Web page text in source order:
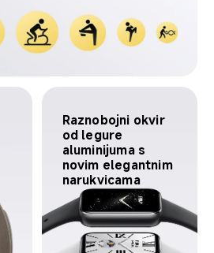
Raznobojni okvir
od legure
aluminijuma s
novim elegantnim
narukvicama